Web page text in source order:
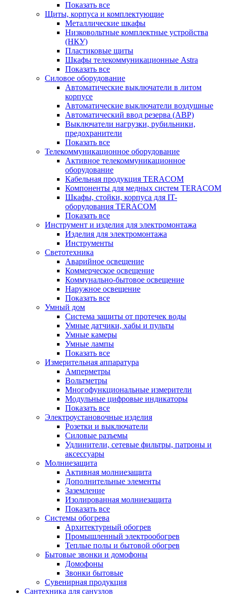
Показать все
Щиты, корпуса и комплектующие
Металлические шкафы
Низковольтные комплектные устройства
(НКУ)
Пластиковые щиты
Шкафы телекоммуникационные Astra
Показать все
Силовое оборудование
Автоматические выключатели в литом
корпусе
Автоматические выключатели воздушные
Автоматический ввод резерва (АВР)
Выключатели нагрузки, рубильники,
предохранители
Показать все
Телекоммуникационное оборудование
Активное телекоммуникационное
оборудование
Кабельная продукция TERACOM
Компоненты для медных систем TERACOM
Шкафы, стойки, корпуса для IT-
оборудования TERACOM
Показать все
Инструмент и изделия для электромонтажа
Изделия для электромонтажа
Инструменты
Светотехника
Аварийное освещение
Коммерческое освещение
Коммунально-бытовое освещение
Наружное освещение
Показать все
Умный дом
Система защиты от протечек воды
Умные датчики, хабы и пульты
Умные камеры
Умные лампы
Показать все
Измерительная аппаратура
Амперметры
Вольтметры
Многофункциональные измерители
Модульные цифровые индикаторы
Показать все
Электроустановочные изделия
Розетки и выключатели
Силовые разъемы
Удлинители, сетевые фильтры, патроны и
аксессуары
Молниезащита
Активная молниезащита
Дополнительные элементы
Заземление
Изолированная молниезащита
Показать все
Системы обогрева
Архитектурный обогрев
Промышленный электрообогрев
Теплые полы и бытовой обогрев
Бытовые звонки и домофоны
Домофоны
Звонки бытовые
Сувенирная продукция
Сантехника для санузлов